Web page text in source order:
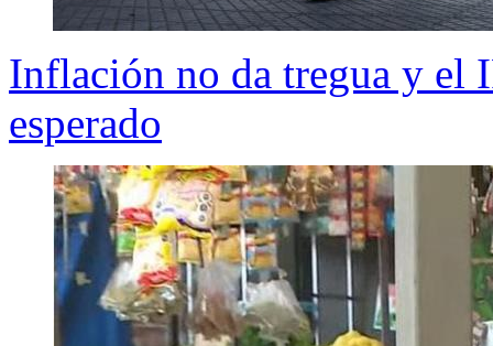
Inflación no da tregua y el
esperado